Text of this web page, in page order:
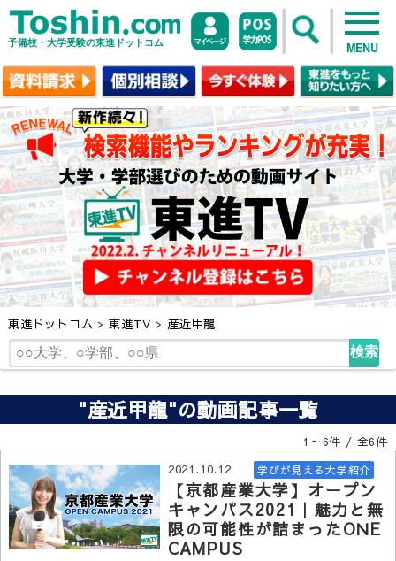
予備校・大学受験の東進ドットコム MENU
東進ドットコム > 東進TV > 産近甲龍
検索
"産近甲龍"の動画記事一覧
1～6件 / 全6件
2021.10.12 学びが見える大学紹介
【京都産業大学】オープン
キャンパス2021｜魅力と無
限の可能性が詰まったONE
CAMPUS